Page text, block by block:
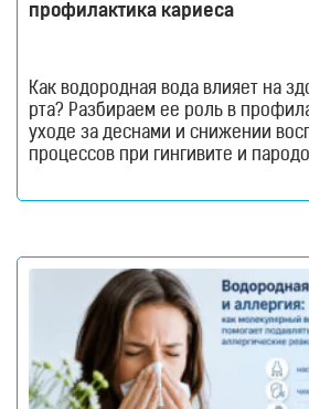
профилактика кариеса
Как водородная вода влияет на
рта? Разбираем ее роль в
уходе за деснами и снижении
процессов при гингивите и
невозможно поддерживать
накапливаться на поверхности